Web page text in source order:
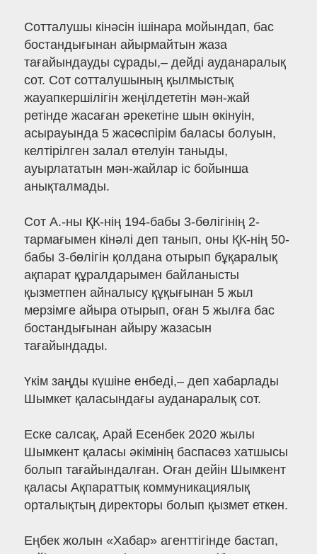
Сотталушы кінәсін ішінара мойындап, бас
бостандығынан айырмайтын жаза
тағайындауды сұрады,– дейді ауданаралық
сот. Сот сотталушының қылмыстық
жауапкершілігін жеңілдететін мән-жай
ретінде жасаған әрекетіне шын өкінуін,
асырауында 5 жасөспірім баласы болуын,
келтірілген залал өтелуін таныды,
ауырлататын мән-жайлар іс бойынша
анықталмады.
Сот А.-ны ҚК-нің 194-бабы 3-бөлігінің 2-
тармағымен кінәлі деп танып, оны ҚК-нің 50-
бабы 3-бөлігін қолдана отырып бұқаралық
ақпарат құралдарымен байланысты
қызметпен айналысу құқығынан 5 жыл
мерзімге айыра отырып, оған 5 жылға бас
бостандығынан айыру жазасын
тағайындады.
Үкім заңды күшіне енбеді,– деп хабарлады
Шымкет қаласындағы ауданаралық сот.
Еске салсақ, Арай Есенбек 2020 жылы
Шымкент қаласы әкімінің баспасөз хатшысы
болып тағайындалған. Оған дейін Шымкент
қаласы Ақпараттық коммуникациялық
орталықтың директоры болып қызмет еткен.
Еңбек жолын «Хабар» агенттігінде бастап,